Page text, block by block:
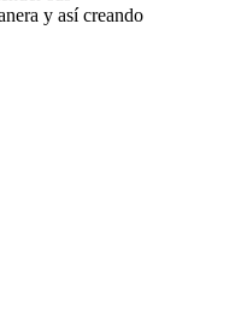
y así creando